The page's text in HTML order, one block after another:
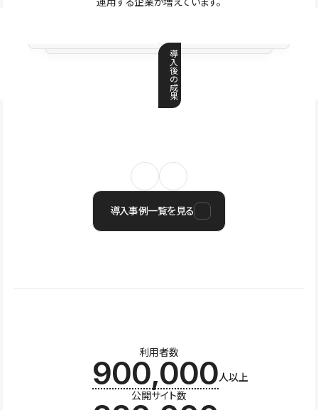
導
入
後
の
成
果
導入事例一覧を見る
利用者数
900,000人以上
公開サイト数